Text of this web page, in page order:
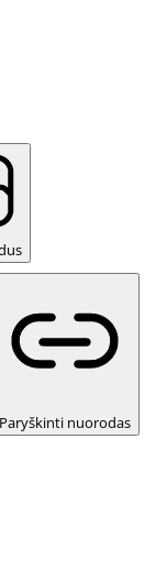
Paryškinti nuorodas